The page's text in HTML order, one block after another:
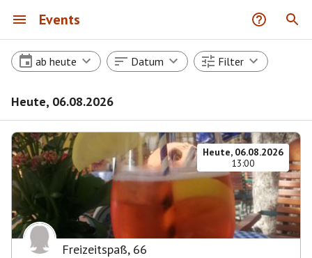
Events
ab heute Datum Filter
Heute, 06.08.2026
Heute, 06.08.2026
13:00
Freizeitspaß, 66